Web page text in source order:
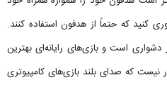
کنید که حتماً از هدفون استفاده کنند.
است و بازی‌های رایانه‌ای بهترین
نیست که صدای بلند بازی‌های کامپیوتری